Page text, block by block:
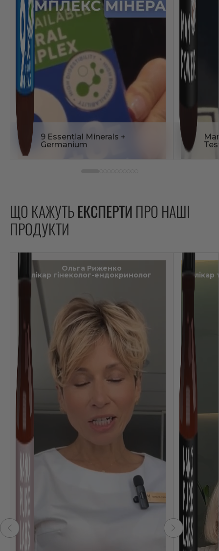
9 Essential Minerals +
Germanium
ЩО КАЖУТЬЕКСПЕРТИ ПРО НАШІ
ПРОДУКТИ
Ольга Риженко
лікар гінеколог-ендокринолог лікар